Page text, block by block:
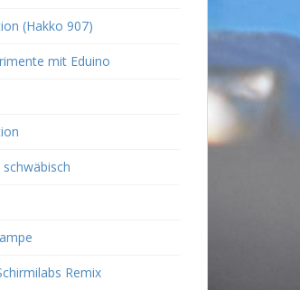
(Hakko 907)
mit Eduino
Remix